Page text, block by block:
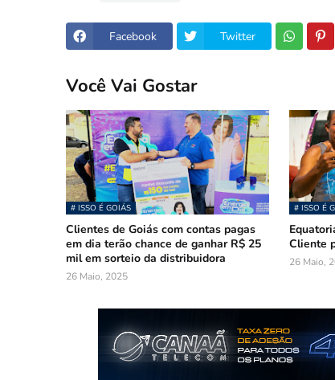
Facebook Twitter
Você Vai Gostar
# ISSO É GOIÁS
Clientes de Goiás com contas pagas
em dia terão chance de ganhar R$ 25
mil em sorteio da distribuidora
26 Maio, 2025
# ISSO É
Cliente
26 Maio,